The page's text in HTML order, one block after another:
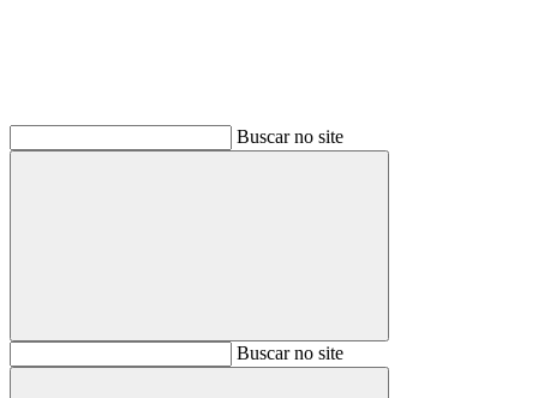
Buscar no site
BuscarBuscar no site